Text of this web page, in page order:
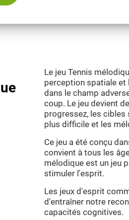
Le jeu Tennis
perception spatiale et
dans le champ
coup. Le jeu devient
progressez, les
plus difficile et les
Ce jeu a été conçu
convient à tous les
mélodique est un jeu
stimuler l'esprit.
Les jeux d'esprit
d'entraîner notre
capacités cognitives.